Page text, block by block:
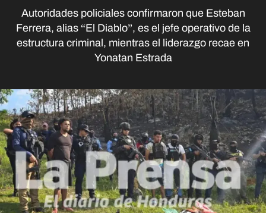
Autoridades policiales confirmaron que Esteban
Ferrera, alias “El Diablo”, es el jefe operativo de la
estructura criminal, mientras el liderazgo recae en
Yonatan Estrada